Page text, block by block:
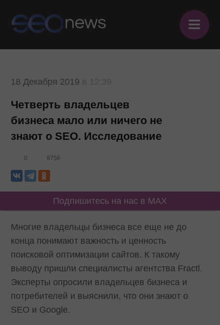
≡
18 Декабря 2019
Четверть владельцев
бизнеса мало или ничего не
знают о SEO. Исследование
0 8756
Подпишитесь на нас в MAX
Многие владельцы бизнеса все еще не до
конца понимают важность и ценность
поисковой оптимизации сайтов. К такому
выводу пришли специалисты агентства Fractl.
Эксперты опросили владельцев бизнеса и
потребителей и выяснили, что они знают о
SEO и Google.